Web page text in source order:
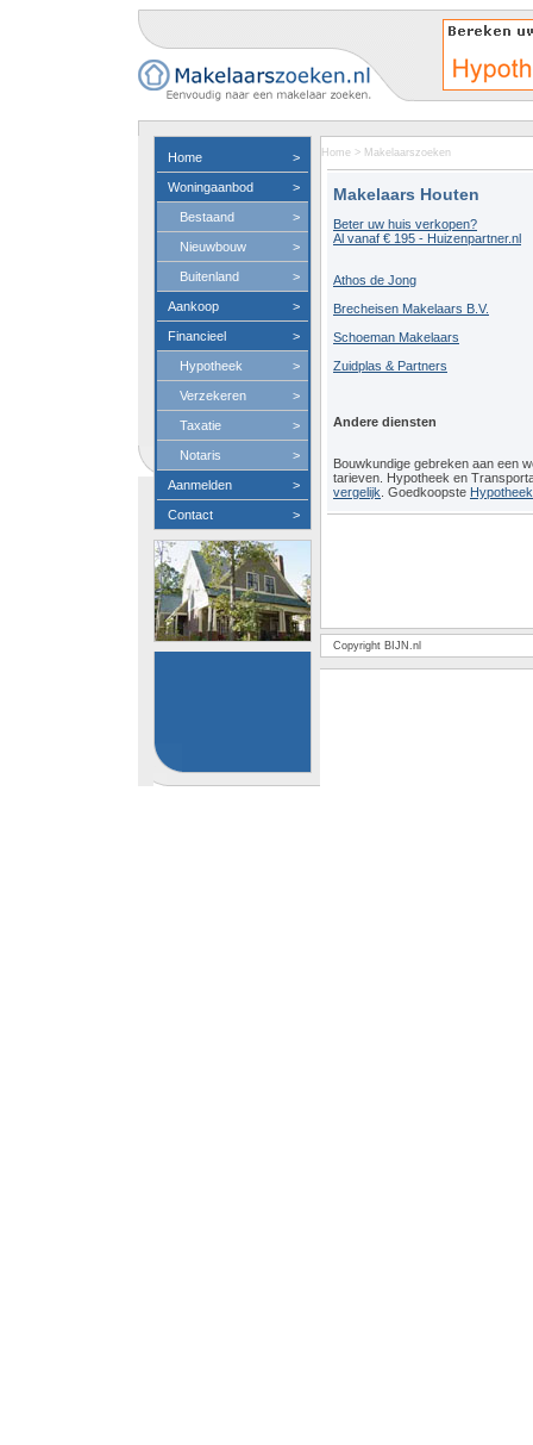
Home >
Woningaanbod >
Bestaand >
Nieuwbouw >
Buitenland >
Aankoop >
Financieel >
Hypotheek >
Verzekeren >
Taxatie >
Notaris >
Aanmelden >
Contact >
Home > Makelaarszoeken
Makelaars Houten
Beter uw huis verkopen?
Al vanaf € 195 - Huizenpartner.nl
Athos de Jong
Brecheisen Makelaars B.V.
Schoeman Makelaars
Zuidplas & Partners
Andere diensten
Bouwkundige gebreken aan een
tarieven. Hypotheek en
vergelijk . Goedkoopste
Copyright BIJN.nl